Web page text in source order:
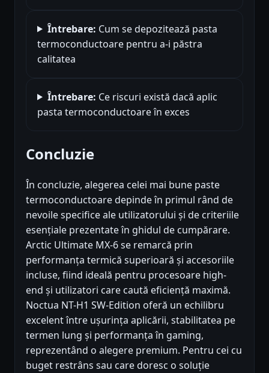
Întrebare: Cum se depozitează pasta
termoconductoare pentru a-i păstra
calitatea
Întrebare: Ce riscuri există dacă aplic
pasta termoconductoare în exces
Concluzie
În concluzie, alegerea celei mai bune paste
termoconductoare depinde în primul rând de
nevoile specifice ale utilizatorului și de criteriile
esențiale prezentate în ghidul de cumpărare.
Arctic Ultimate MX-6 se remarcă prin
performanța termică superioară și accesoriile
incluse, fiind ideală pentru procesoare high-
end și utilizatori care caută eficiență maximă.
Noctua NT-H1 SW-Edition oferă un echilibru
excelent între ușurința aplicării, stabilitatea pe
termen lung și performanța în gaming,
reprezentând o alegere premium. Pentru cei cu
buget restrâns sau care doresc o soluție